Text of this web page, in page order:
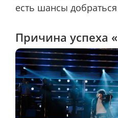
есть шансы
Причина успеха